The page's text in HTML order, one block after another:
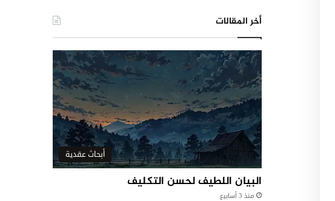
أخر المقالات
أبحاث عقدية
البيان اللطيف لحسن التكليف
منذ 3 أسابيع